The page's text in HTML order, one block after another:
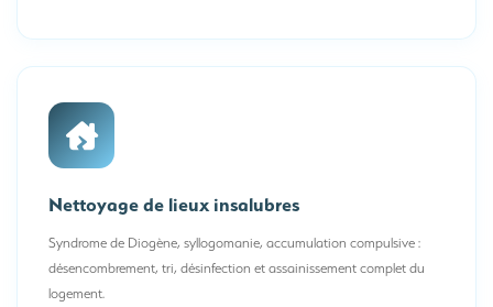
Nettoyage de lieux insalubres
Syndrome de Diogène, syllogomanie, accumulation compulsive :
désencombrement, tri, désinfection et assainissement complet du
logement.